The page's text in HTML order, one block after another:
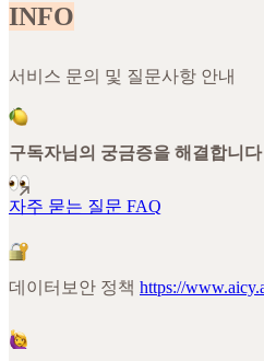
INFO
서비스 문의 및 질문사항 안내
구독자님의 궁금증을 해결합니다
자주 묻는 질문 FAQ
데이터보안 정책 https://